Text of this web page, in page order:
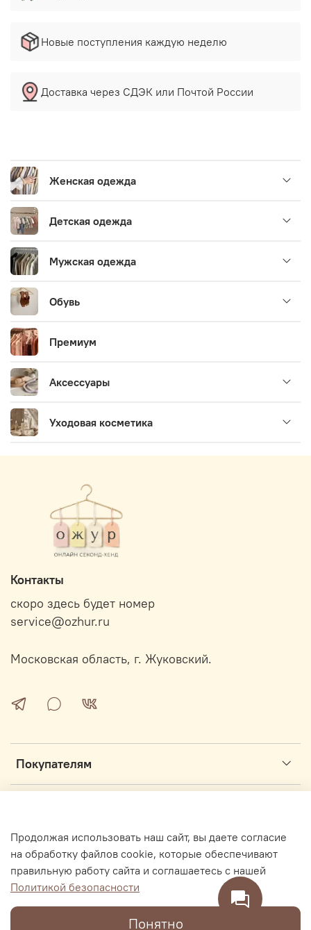
Новые поступления каждую неделю
Доставка через СДЭК или Почтой России
Женская одежда
Детская одежда
Мужская одежда
Обувь
Премиум
Аксессуары
Уходовая косметика
Покупателям
Контакты
скоро здесь будет номер
service@ozhur.ru
Московская область, г. Жуковский.
Интернет магазин секонд-хенд ОЖУР.ру основан в 2017 году
Продолжая использовать наш сайт, вы даете согласие
на обработку файлов cookie, которые обеспечивают
правильную работу сайта и соглашаетесь с нашей
Политикой безопасности
Понятно